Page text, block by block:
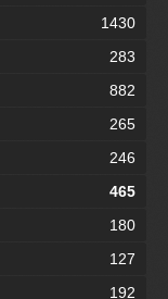
1430
283
882
265
246
465
180
127
192